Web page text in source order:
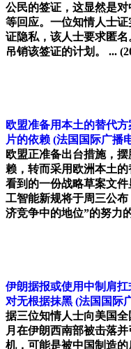
公民的签证，这显然是
等回应。一位知情人士
证隐私，该人士要求匿
吊销该签证的计划。 ...
欧盟准备用本土的替代
片的依赖 (法国国际广播
欧盟正准备出台措施，
赖，转而采用欧洲本土
看到的一份战略草案文
工智能新规将于周三公
济竞争中的地位”的努力
伊朗据报或使用中制肩
对无根据抹黑 (法国国际
据三位知情人士向美国
月在伊朗西南部被击落
机，可能是被中国制造的